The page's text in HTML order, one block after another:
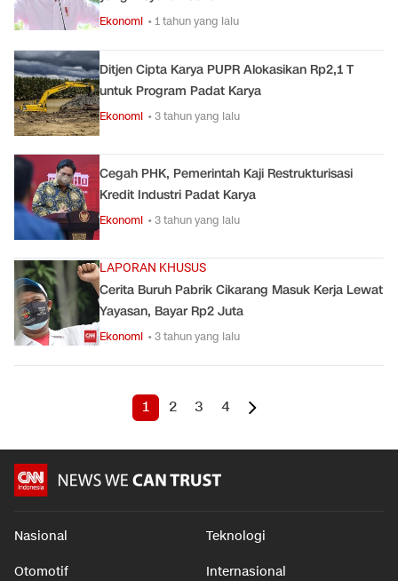
Ekonomi • 1 tahun yang lalu
Ditjen Cipta Karya PUPR Alokasikan Rp2,1 T
untuk Program Padat Karya
Ekonomi • 3 tahun yang lalu
Cegah PHK, Pemerintah Kaji Restrukturisasi
Kredit Industri Padat Karya
Ekonomi • 3 tahun yang lalu
LAPORAN KHUSUS
Cerita Buruh Pabrik Cikarang Masuk Kerja Lewat
Yayasan, Bayar Rp2 Juta
Ekonomi • 3 tahun yang lalu
1 2 3 4
Nasional Teknologi
Otomotif Internasional